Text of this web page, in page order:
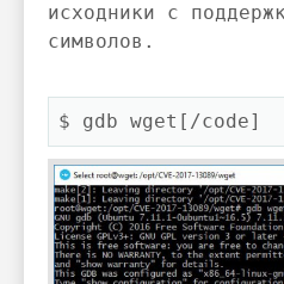
исходники с
символов.
$ gdb wget[/code]